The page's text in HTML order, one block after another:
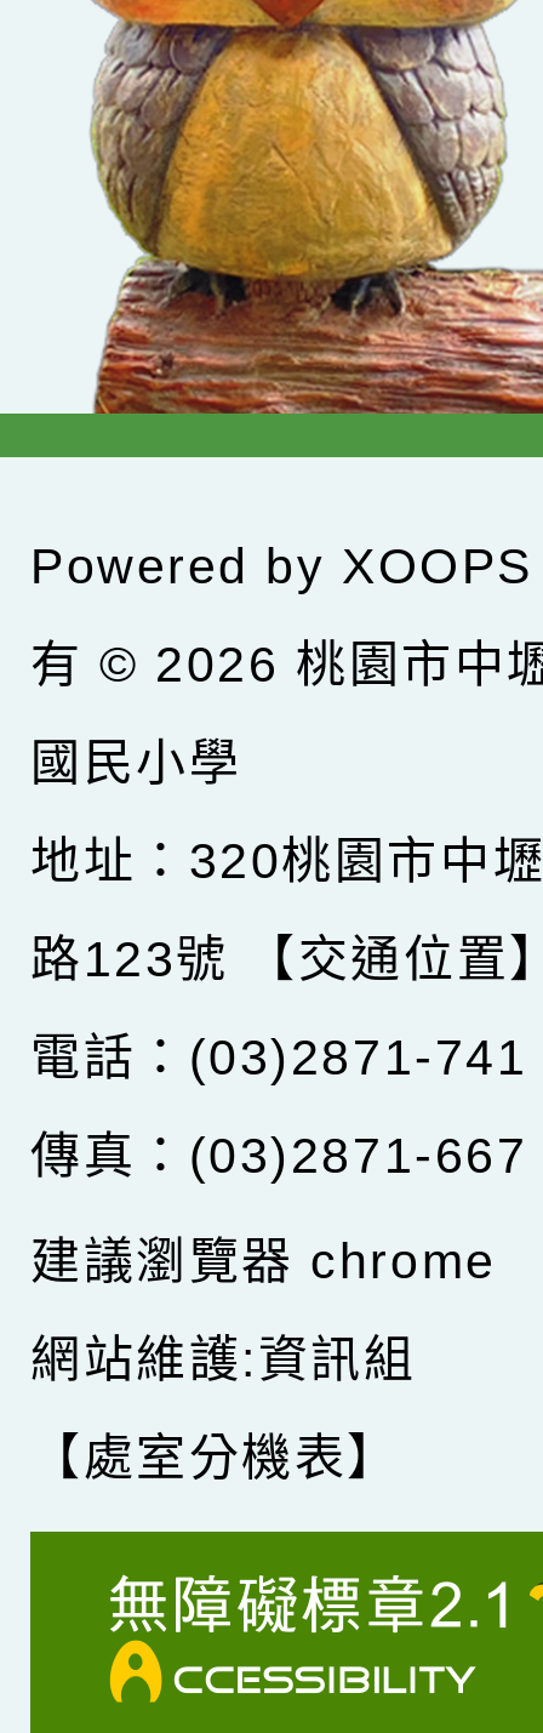
Powered by XOOPS
有 © 2026 桃園市中
國民小學
地址：320桃園市中
路123號
【交通位置
電話：(03)2871-741
傳真：(03)2871-667
建議瀏覽器 chrome
網站維護:資訊組
【處室分機表】